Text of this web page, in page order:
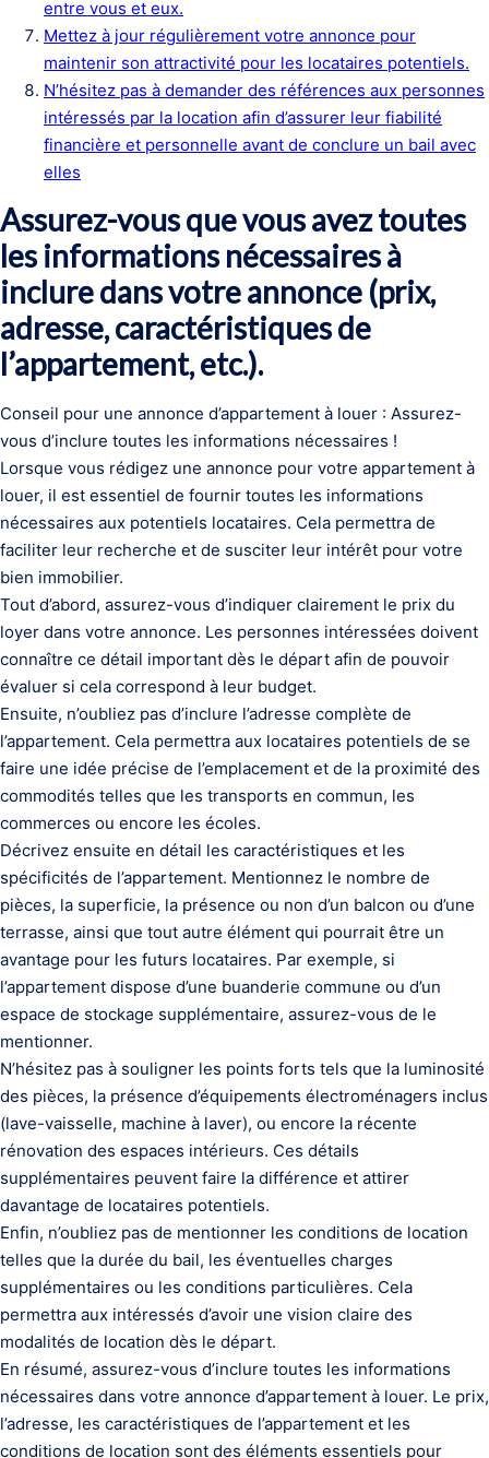
entre vous et eux.
Mettez à jour régulièrement votre annonce pour
maintenir son attractivité pour les locataires potentiels.
N’hésitez pas à demander des références aux personnes
intéressés par la location afin d’assurer leur fiabilité
financière et personnelle avant de conclure un bail avec
elles
Assurez-vous que vous avez toutes
les informations nécessaires à
inclure dans votre annonce (prix,
adresse, caractéristiques de
l’appartement, etc.).
Conseil pour une annonce d’appartement à louer : Assurez-
vous d’inclure toutes les informations nécessaires !
Lorsque vous rédigez une annonce pour votre appartement à
louer, il est essentiel de fournir toutes les informations
nécessaires aux potentiels locataires. Cela permettra de
faciliter leur recherche et de susciter leur intérêt pour votre
bien immobilier.
Tout d’abord, assurez-vous d’indiquer clairement le prix du
loyer dans votre annonce. Les personnes intéressées doivent
connaître ce détail important dès le départ afin de pouvoir
évaluer si cela correspond à leur budget.
Ensuite, n’oubliez pas d’inclure l’adresse complète de
l’appartement. Cela permettra aux locataires potentiels de se
faire une idée précise de l’emplacement et de la proximité des
commodités telles que les transports en commun, les
commerces ou encore les écoles.
Décrivez ensuite en détail les caractéristiques et les
spécificités de l’appartement. Mentionnez le nombre de
pièces, la superficie, la présence ou non d’un balcon ou d’une
terrasse, ainsi que tout autre élément qui pourrait être un
avantage pour les futurs locataires. Par exemple, si
l’appartement dispose d’une buanderie commune ou d’un
espace de stockage supplémentaire, assurez-vous de le
mentionner.
N’hésitez pas à souligner les points forts tels que la luminosité
des pièces, la présence d’équipements électroménagers inclus
(lave-vaisselle, machine à laver), ou encore la récente
rénovation des espaces intérieurs. Ces détails
supplémentaires peuvent faire la différence et attirer
davantage de locataires potentiels.
Enfin, n’oubliez pas de mentionner les conditions de location
telles que la durée du bail, les éventuelles charges
supplémentaires ou les conditions particulières. Cela
permettra aux intéressés d’avoir une vision claire des
modalités de location dès le départ.
En résumé, assurez-vous d’inclure toutes les informations
nécessaires dans votre annonce d’appartement à louer. Le prix,
l’adresse, les caractéristiques de l’appartement et les
conditions de location sont des éléments essentiels pour